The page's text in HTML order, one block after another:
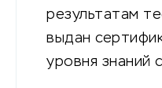
результатам
выдан
уровня знаний